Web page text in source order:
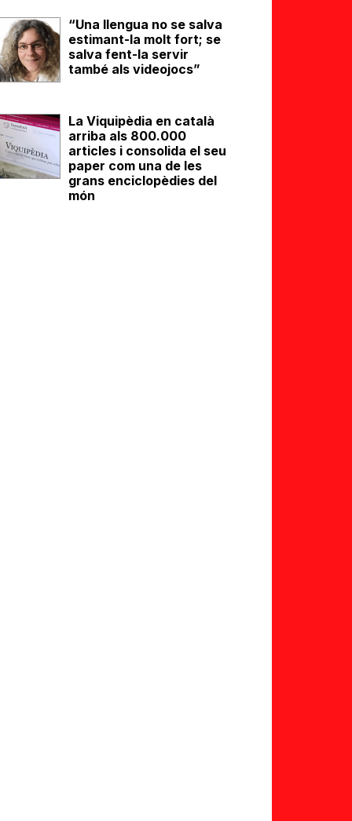
“Una llengua no se salva
estimant-la molt fort; se
salva fent-la servir
també als videojocs”
La Viquipèdia en català
arriba als 800.000
articles i consolida el seu
paper com una de les
grans enciclopèdies del
món